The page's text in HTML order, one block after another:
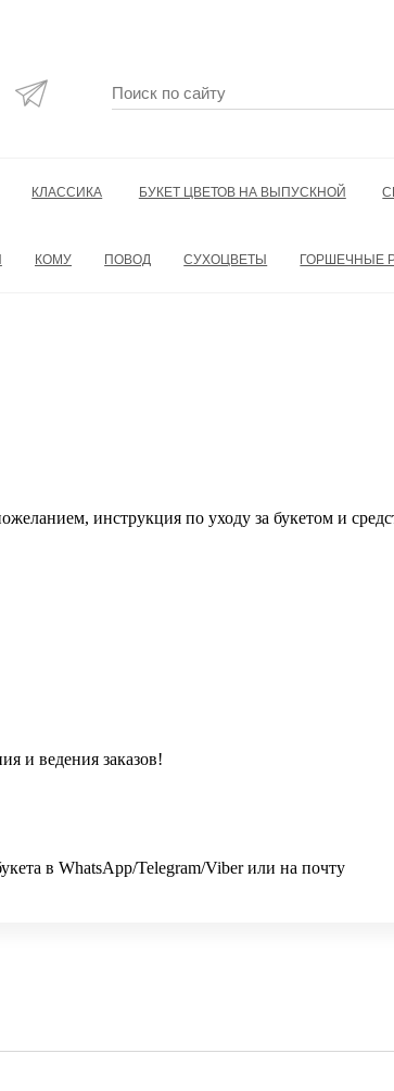
КЛАССИКА БУКЕТ ЦВЕТОВ НА ВЫПУСКНОЙ
КОМУ ПОВОД СУХОЦВЕТЫ ГОРШЕЧНЫЕ
инструкция по уходу за букетом и
и ведения заказов!
в WhatsApp/Telegram/Viber или на почту